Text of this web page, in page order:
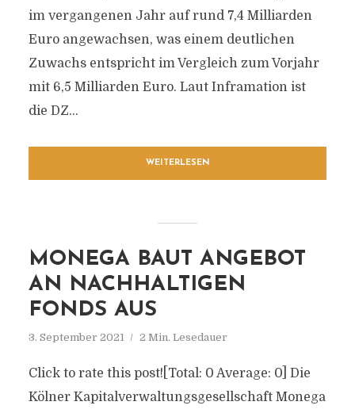
im vergangenen Jahr auf rund 7,4 Milliarden
Euro angewachsen, was einem deutlichen
Zuwachs entspricht im Vergleich zum Vorjahr
mit 6,5 Milliarden Euro. Laut Inframation ist
die DZ...
WEITERLESEN
MONEGA BAUT ANGEBOT
AN NACHHALTIGEN
FONDS AUS
3. September 2021 2 Min. Lesedauer
Click to rate this post![Total: 0 Average: 0] Die
Kölner Kapitalverwaltungsgesellschaft Monega